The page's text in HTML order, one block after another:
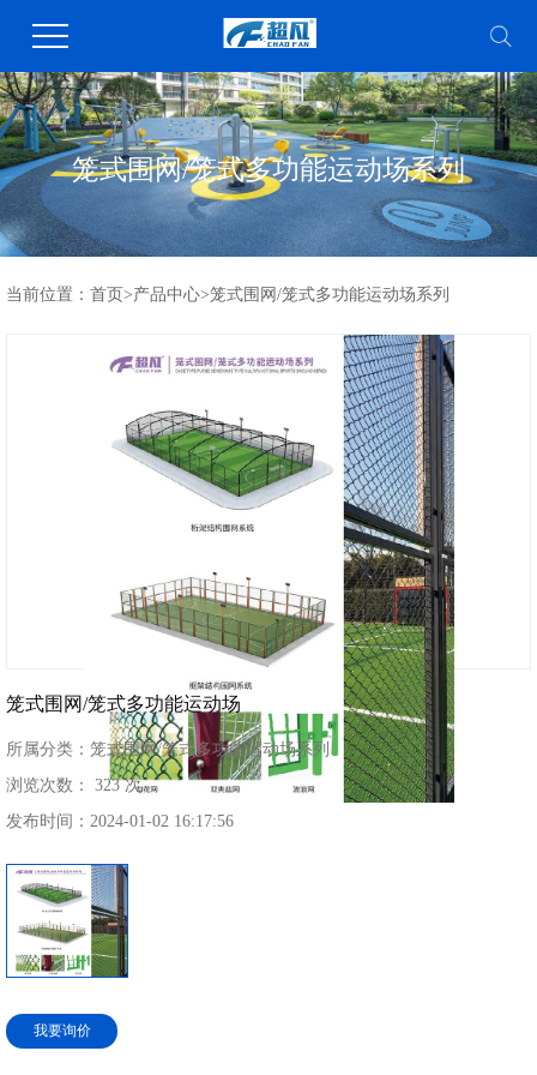
笼式围网/笼式多功能运动场系列
当前位置： 首页 >产品中心>笼式围网/笼式多功能运动场系列
笼式围网/笼式多功能运动场
所属分类： 笼式围网/笼式多功能运动场系列
浏览次数：
323 次
发布时间： 2024-01-02 16:17:56
我要询价